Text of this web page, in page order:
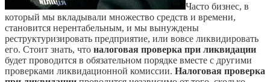
Часто бизнес, в
который мы вкладывали множество средств и времени,
становится нерентабельным, и мы вынуждены
реструктуризировать предприятие, или вовсе ликвидировать
его. Стоит знать, что налоговая проверка при ликвидации
будет проводится в обязательном порядке вместе с другими
проверками ликвидационной комиссии. Налоговая проверка